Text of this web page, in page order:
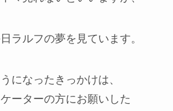
ラルフの夢を見ています。
になったきっかけは、
ーターの方にお願いした